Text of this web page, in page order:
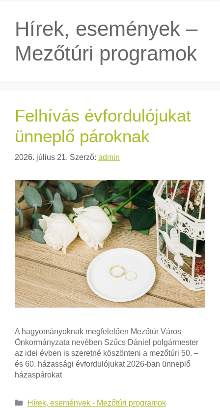
Hírek, események –
Mezőtúri programok
Felhívás évfordulójukat
ünneplő pároknak
2026. július 21. Szerző: admin
A hagyományoknak megfelelően Mezőtúr Város
Önkormányzata nevében Szűcs Dániel polgármester
az idei évben is szeretné köszönteni a mezőtúri 50. –
és 60. házassági évfordulójukat 2026-ban ünneplő
házaspárokat
Hírek, események - Mezőtúri programok